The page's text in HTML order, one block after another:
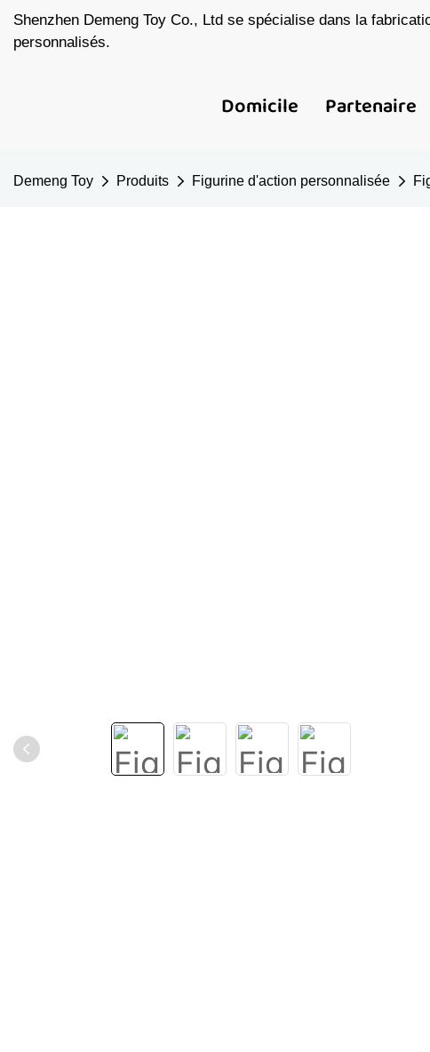
Shenzhen Demeng Toy Co., Ltd se spécialise dans la
personnalisés.
Domicile Partenaire
Demeng Toy Produits Figurine d'action personnalisée